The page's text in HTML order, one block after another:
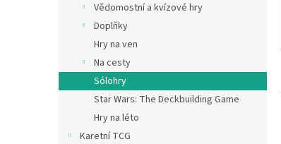
Vědomostní a kvízové hry
Doplňky
Hry na ven
Na cesty
Sólohry
Star Wars: The Deckbuilding Game
Hry na léto
Karetní TCG